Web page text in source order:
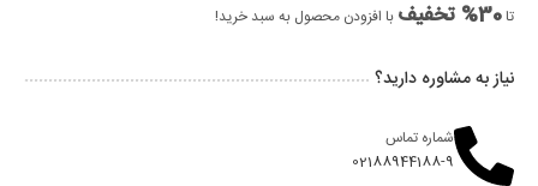
تا30% تخفیف با افزودن محصول به سبد خرید!
نیاز به مشاوره دارید؟
شماره تماس
02188944188-9